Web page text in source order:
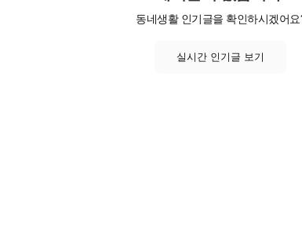
동네생활 인기글을 확인하시겠어요
실시간 인기글 보기